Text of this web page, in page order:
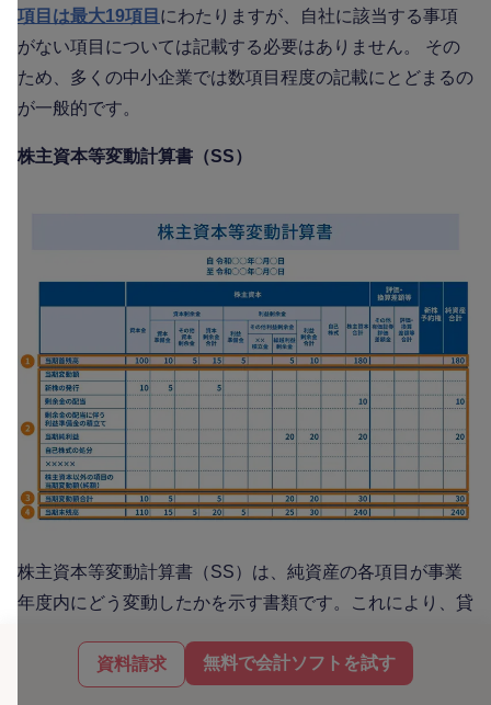
資料請求 無料で会計ソフトを試す
項目は最大19項目 にわたりますが、自社に該当する事項
がない項目については記載する必要はありません。 その
ため、多くの中小企業では数項目程度の記載にとどまるの
が一般的です。
株主資本等変動計算書（SS）
株主資本等変動計算書（SS）は、純資産の各項目が事業
年度内にどう変動したかを示す書類です。これにより、貸
「利益剰余金」の具体的な動きを把握できます。